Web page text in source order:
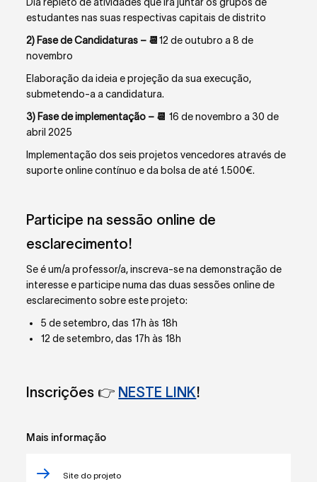
estudantes nas suas respectivas capitais de distrito
2) Fase de Candidaturas – 📆 12 de outubro a 8 de
novembro
Elaboração da ideia e projeção da sua execução,
submetendo-a a candidatura.
3) Fase de implementação – 📆 16 de novembro a 30 de
abril 2025
Implementação dos seis projetos vencedores através de
suporte online contínuo e da bolsa de até 1.500€.
Participe na sessão online de
esclarecimento!
Se é um/a professor/a, inscreva-se na demonstração de
interesse e participe numa das duas sessões online de
esclarecimento sobre este projeto:
5 de setembro, das 17h às 18h
12 de setembro, das 17h às 18h
Inscrições 👉 NESTE LINK!
Mais informação
Site do projeto